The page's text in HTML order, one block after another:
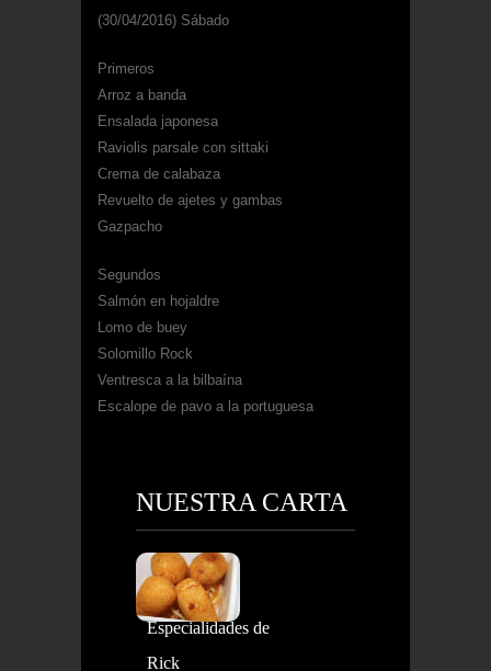
(30/04/2016) Sábado
Primeros
Arroz a banda
Ensalada japonesa
Raviolis parsale con sittaki
Crema de calabaza
Revuelto de ajetes y gambas
Gazpacho
Segundos
Salmón en hojaldre
Lomo de buey
Solomillo Rock
Ventresca a la bilbaína
Escalope de pavo a la portuguesa
NUESTRA CARTA
Especialidades de
Rick